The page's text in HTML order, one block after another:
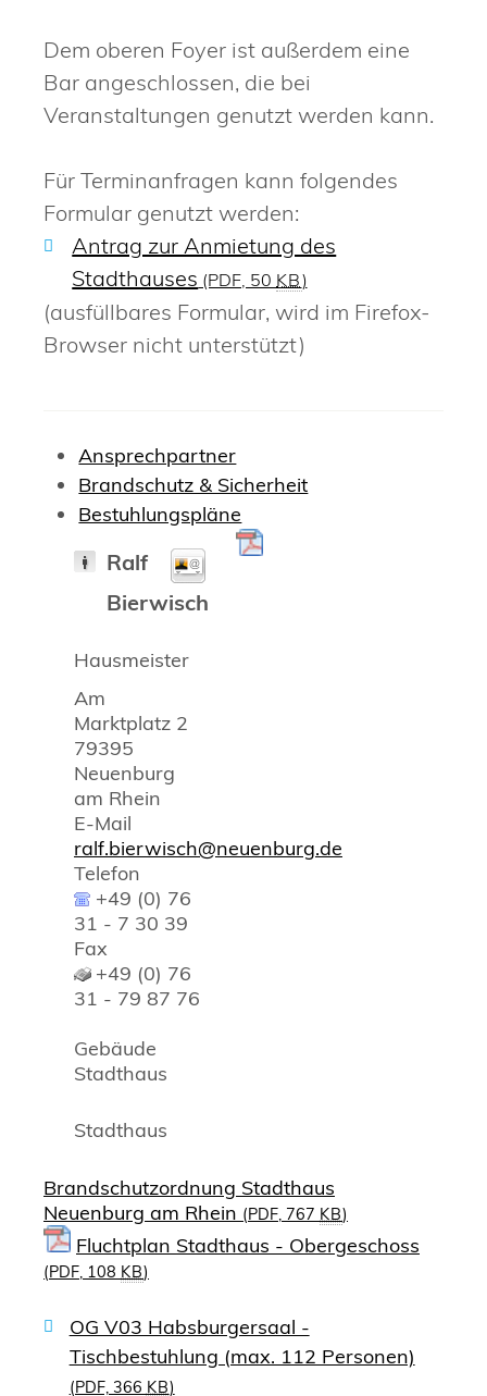
Dem oberen Foyer ist außerdem eine
Bar angeschlossen, die bei
Veranstaltungen genutzt werden kann.
Für Terminanfragen kann folgendes
Formular genutzt werden:
Antrag zur Anmietung des
Stadthauses (PDF, 50 KB)
(ausfüllbares Formular, wird im Firefox-
Browser nicht unterstützt)
Ansprechpartner
Brandschutz & Sicherheit
Bestuhlungspläne
Ralf
Bierwisch
Hausmeister
Am
Marktplatz 2
79395
Neuenburg
am Rhein
E-Mail
ralf.bierwisch@neuenburg.de
Telefon
+49 (0) 76
31 - 7 30 39
Fax
+49 (0) 76
31 - 79 87 76
Gebäude
Stadthaus
Stadthaus
Brandschutzordnung Stadthaus
Neuenburg am Rhein (PDF, 767 KB)
Fluchtplan Stadthaus - Obergeschoss
(PDF, 108 KB)
OG V03 Habsburgersaal -
Tischbestuhlung (max. 112 Personen)
(PDF, 366 KB)